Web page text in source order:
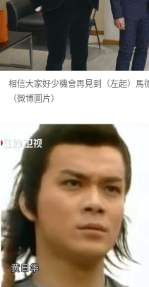
相信大家好少機會再見到（左起）馬
（微博圖片）